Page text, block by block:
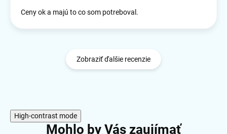
Ceny ok a majú to co som potreboval.
Zobraziť ďalšie recenzie
High-contrast mode
Mohlo by Vás zaujímať